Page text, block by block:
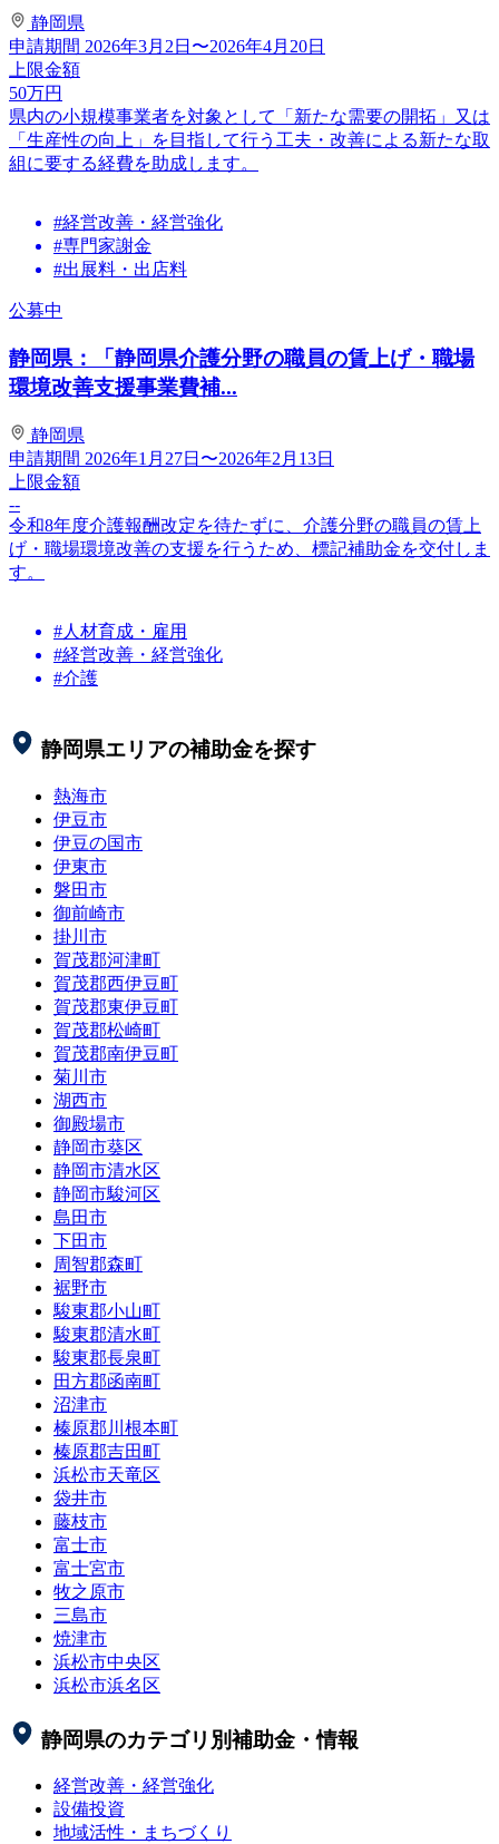
静岡県
申請期間 2026年3月2日〜2026年4月20日
上限金額
50万円
県内の小規模事業者を対象として「新たな需要の開拓」又は
「生産性の向上」を目指して行う工夫・改善による新たな取
組に要する経費を助成します。
#経営改善・経営強化
#専門家謝金
#出展料・出店料
公募中
静岡県：「静岡県介護分野の職員の賃上げ・職場
環境改善支援事業費補...
静岡県
申請期間 2026年1月27日〜2026年2月13日
上限金額
--
令和8年度介護報酬改定を待たずに、介護分野の職員の賃上
げ・職場環境改善の支援を行うため、標記補助金を交付しま
す。
#人材育成・雇用
#経営改善・経営強化
#介護
静岡県エリアの補助金を探す
熱海市
伊豆市
伊豆の国市
伊東市
磐田市
御前崎市
掛川市
賀茂郡河津町
賀茂郡西伊豆町
賀茂郡東伊豆町
賀茂郡松崎町
賀茂郡南伊豆町
菊川市
湖西市
御殿場市
静岡市葵区
静岡市清水区
静岡市駿河区
島田市
下田市
周智郡森町
裾野市
駿東郡小山町
駿東郡清水町
駿東郡長泉町
田方郡函南町
沼津市
榛原郡川根本町
榛原郡吉田町
浜松市天竜区
袋井市
藤枝市
富士市
富士宮市
牧之原市
三島市
焼津市
浜松市中央区
浜松市浜名区
静岡県のカテゴリ別補助金・情報
経営改善・経営強化
設備投資
地域活性・まちづくり